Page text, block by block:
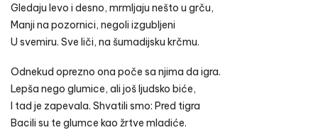
Gledaju levo i desno, mrmljaju nešto u grču,
Manji na pozornici, negoli izgubljeni
U svemiru. Sve liči, na šumadijsku krčmu.
Odnekud oprezno ona poče sa njima da igra.
Lepša nego glumice, ali još ljudsko biće,
I tad je zapevala. Shvatili smo: Pred tigra
Bacili su te glumce kao žrtve mladiće.